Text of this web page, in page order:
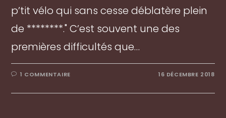
p’tit vélo qui sans cesse déblatère plein
de ********." C’est souvent une des
premières difficultés que…
1 COMMENTAIRE 16 DÉCEMBRE 2018